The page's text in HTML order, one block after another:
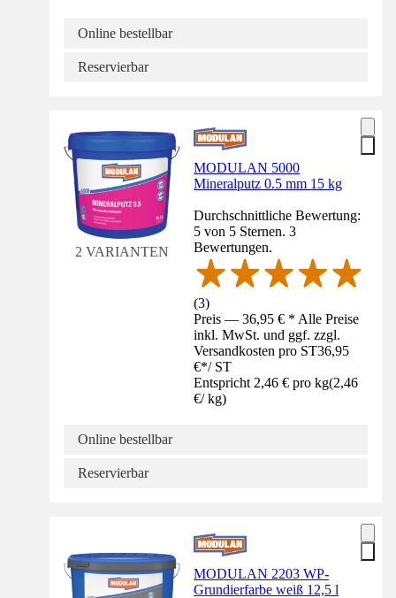
Online bestellbar
Reservierbar
2 VARIANTEN
MODULAN 5000
Mineralputz 0.5 mm 15 kg
Durchschnittliche Bewertung:
5 von 5 Sternen. 3
Bewertungen.
(3)
Preis — 36,95 € * Alle Preise
inkl. MwSt. und ggf. zzgl.
Versandkosten pro ST36,95
€*/ ST
Entspricht 2,46 € pro kg(2,46
€/ kg)
Online bestellbar
Reservierbar
MODULAN 2203 WP-
Grundierfarbe weiß 12,5 l